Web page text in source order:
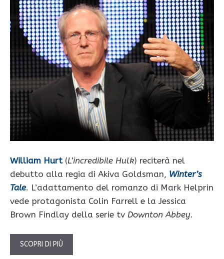
William Hurt(L’incredibile Hulk) reciterà nel
debutto alla regia di Akiva Goldsman, Winter’s
Tale. L’adattamento del romanzo di Mark Helprin
vede protagonista Colin Farrell e la Jessica
Brown Findlay della serie tv Downton Abbey.
SCOPRI DI PIÙ